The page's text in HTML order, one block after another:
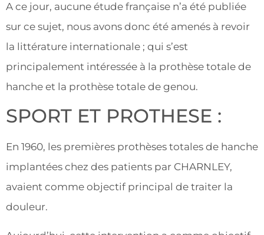
A ce jour, aucune étude française n’a été publiée
sur ce sujet, nous avons donc été amenés à revoir
la littérature internationale ; qui s’est
principalement intéressée à la prothèse totale de
hanche et la prothèse totale de genou.
SPORT ET PROTHESE :
En 1960, les premières prothèses totales de hanche
implantées chez des patients par CHARNLEY,
avaient comme objectif principal de traiter la
douleur.